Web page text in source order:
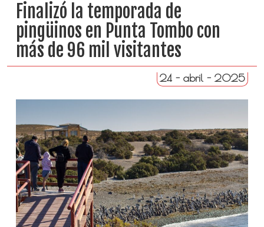
Finalizó la temporada de
pingüinos en Punta Tombo con
más de 96 mil visitantes
24 - abril - 2025